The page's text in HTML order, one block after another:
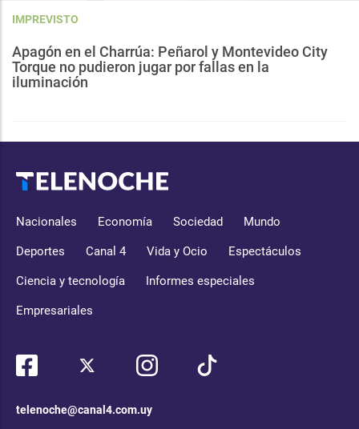
IMPREVISTO
Apagón en el Charrúa: Peñarol y Montevideo City
Torque no pudieron jugar por fallas en la
iluminación
Nacionales Economía Sociedad Mundo
Deportes Canal 4 Vida y Ocio Espectáculos
Ciencia y tecnología Informes especiales
Empresariales
telenoche@canal4.com.uy